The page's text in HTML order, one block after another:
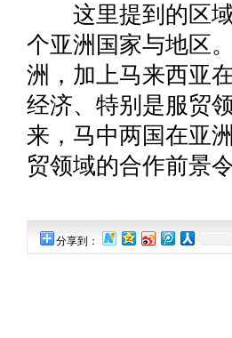
这里提到的区域
个亚洲国家与地区
洲，加上马来西亚
经济、特别是服贸
来，马中两国在亚
贸领域的合作前景
分享到：